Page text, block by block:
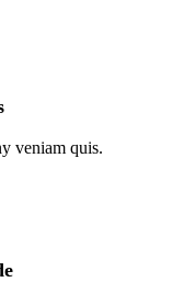
veniam quis.